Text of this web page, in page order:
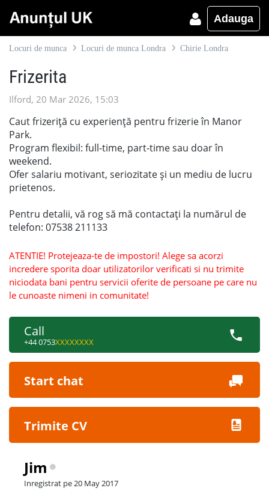
Adauga
Locuri de munca Locuri de munca Londra Chirie Londra
Frizerita
Ilford, 20 Mar 2026, 15:03
Caut frizeriță cu experiență pentru frizerie în Manor
Park.
Program flexibil: full-time, part-time sau doar în
weekend.
Ofer salariu motivant, seriozitate și un mediu de lucru
prietenos.
Pentru detalii, vă rog să mă contactați la numărul de
telefon: 07538 211133
ATENTIE! Protejeaza-te de impostori! Alege sa acorzi
incredere sporita doar utilizatorilor verificati si nu trimite
niciodata bani pentru servicii oferite de persoane pe care nu
le cunoaste nimeni in comunitate!
Call
+44 0753XXXXXXXX
Start chat
Trimite CV
Jim
Inregistrat pe 20 May 2017